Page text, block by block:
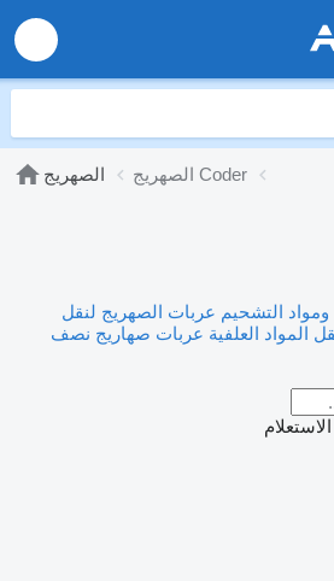
الصهريج الصهريج Coder
التشحيم عربات الصهريج لنقل
المواد العلفية عربات صهاريج نصف